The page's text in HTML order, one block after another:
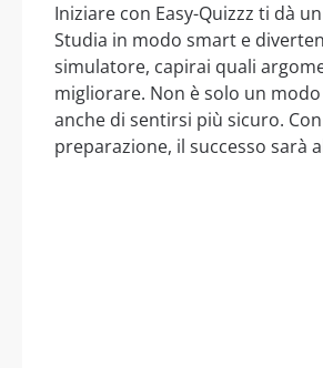
Iniziare con Easy-Quizzz ti dà
Studia in modo smart e
simulatore, capirai quali
migliorare. Non è solo un
anche di sentirsi più sicuro.
preparazione, il successo sarà